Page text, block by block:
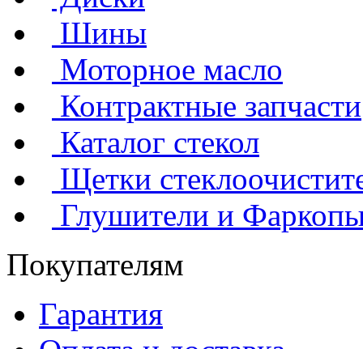
Шины
Моторное масло
Контрактные запчасти
Каталог стекол
Щетки
Глушители и
Покупателям
Гарантия